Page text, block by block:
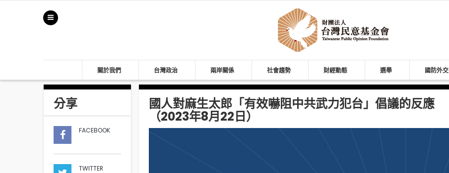
關於我們 台灣政治 兩岸關係 社會趨勢 財經動態 選舉 國防外交
分享
FACEBOOK
TWITTER
國人對麻生太郎「有效嚇阻中共武力犯台」倡議的反應
（2023年8月22日）